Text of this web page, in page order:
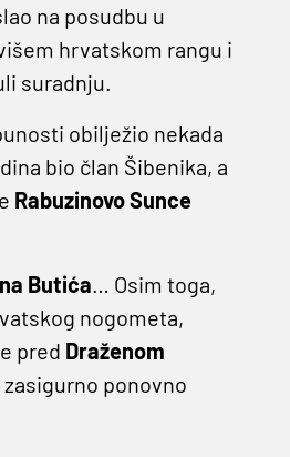
na posudbu u
hrvatskom rangu i
suradnju.
obilježio nekada
bio član Šibenika, a
Rabuzinovo Sunce
Butića … Osim toga,
nogometa,
pred Draženom
ponovno